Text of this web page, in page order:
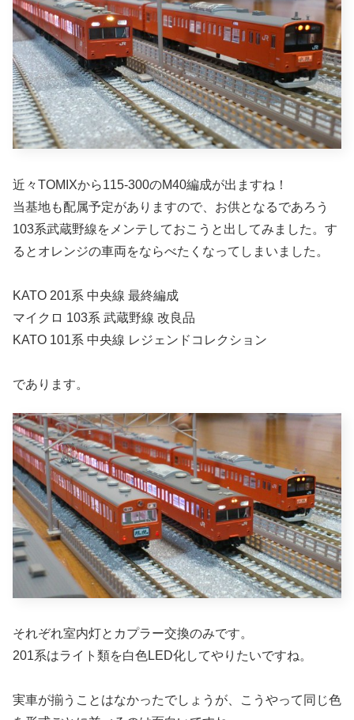
近々TOMIXから115-300のM40編成が出ますね！
当基地も配属予定がありますので、お供となるであろう
103系武蔵野線をメンテしておこうと出してみました。す
るとオレンジの車両をならべたくなってしまいました。
KATO 201系 中央線 最終編成
マイクロ 103系 武蔵野線 改良品
KATO 101系 中央線 レジェンドコレクション
であります。
それぞれ室内灯とカプラー交換のみです。
201系はライト類を白色LED化してやりたいですね。
実車が揃うことはなかったでしょうが、こうやって同じ色